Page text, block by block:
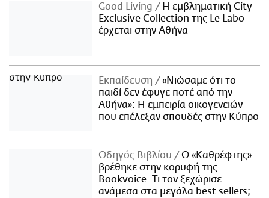
Good Living
Η εμβληματική City
Exclusive Collection της Le Labo
έρχεται στην Αθήνα
Εκπαίδευση
«Νιώσαμε ότι το
παιδί δεν έφυγε ποτέ από την
Αθήνα»: Η εμπειρία οικογενειών
που επέλεξαν σπουδές στην Κύπρο
Οδηγός Βιβλίου
Ο «Καθρέφτης»
βρέθηκε στην κορυφή της
Bookvoice. Τι τον ξεχώρισε
ανάμεσα στα μεγάλα best sellers;